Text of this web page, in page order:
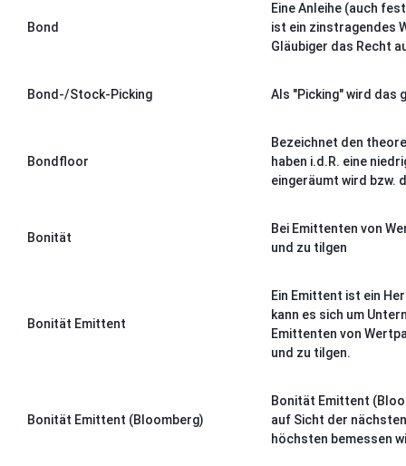
Bond
Eine Anleihe (auch
ist ein zinstragendes
Gläubiger das Recht
Bond-/Stock-Picking Als "Picking" wird das
Bondfloor
Bezeichnet den
haben i.d.R. eine
eingeräumt wird bzw.
Bonität
Bei Emittenten von
und zu tilgen
Bonität Emittent
Ein Emittent ist ein
kann es sich um
Emittenten von
und zu tilgen.
Bonität Emittent (Bloomberg)
Bonität Emittent
auf Sicht der
höchsten bemessen